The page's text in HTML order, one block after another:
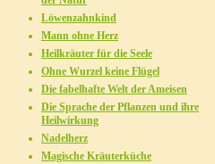
Löwenzahnkind
Mann ohne Herz
Heilkräuter für die Seele
Ohne Wurzel keine Flügel
Die fabelhafte Welt der Ameisen
Die Sprache der Pflanzen und ihre
Heilwirkung
Nadelherz
Magische Kräuterküche